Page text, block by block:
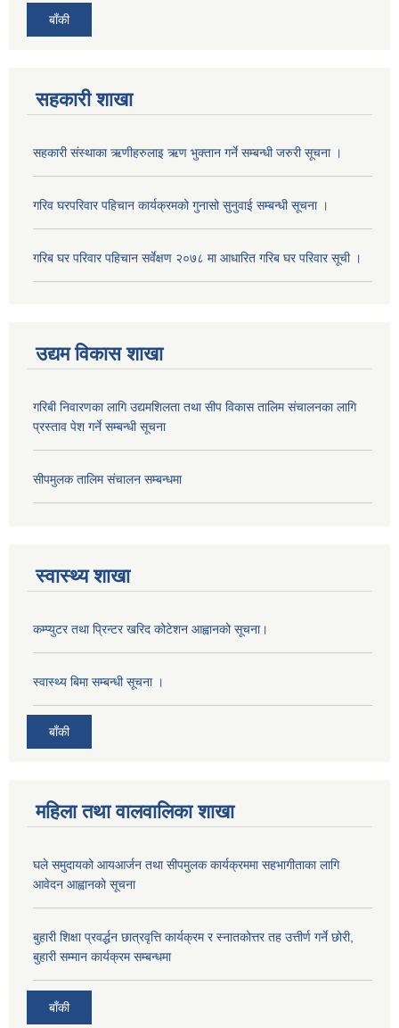
बाँकी
सहकारी शाखा
सहकारी संस्थाका ऋणीहरुलाइ ऋण भुक्तान गर्ने सम्बन्धी जरुरी सूचना ।
गरिव घरपरिवार पहिचान कार्यक्रमको गुनासो सुनुवाई सम्बन्धी सूचना ।
गरिब घर परिवार पहिचान सर्वेक्षण २०७८ मा आधारित गरिब घर परिवार सूची ।
उद्यम विकास शाखा
गरिबी निवारणका लागि उद्यमशिलता तथा सीप विकास तालिम संचालनका लागि
प्रस्ताव पेश गर्ने सम्बन्धी सूचना
सीपमुलक तालिम संचालन सम्बन्धमा
स्वास्थ्य शाखा
कम्प्युटर तथा प्रिन्टर खरिद कोटेशन आह्वानको सूचना।
स्वास्थ्य बिमा सम्बन्धी सूचना ।
बाँकी
महिला तथा वालवालिका शाखा
घले समुदायको आयआर्जन तथा सीपमुलक कार्यक्रममा सहभागीताका लागि
आवेदन आह्वानको सूचना
बुहारी शिक्षा प्रवर्द्धन छात्रवृत्ति कार्यक्रम र स्नातकोत्तर तह उत्तीर्ण गर्ने छोरी,
बुहारी सम्मान कार्यक्रम सम्बन्धमा
बाँकी